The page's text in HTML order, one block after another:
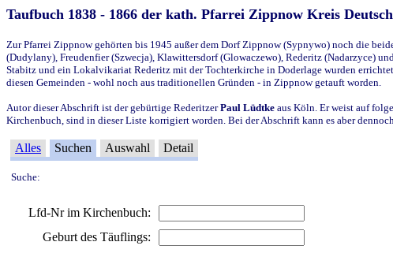
Taufbuch 1838 - 1866 der kath. Pfarrei Zippnow Kreis
Zur Pfarrei Zippnow gehörten bis 1945 außer dem Dorf Zippnow (Sypnywo) noch die
(Dudylany), Freudenfier (Szwecja), Klawittersdorf (Glowaczewo), Rederitz (Nadarzyce)
Stabitz und ein Lokalvikariat Rederitz mit der Tochterkirche in Doderlage wurden
diesen Gemeinden - wohl noch aus traditionellen Gründen - in Zippnow getauft worden.
Autor dieser Abschrift ist der gebürtige RederitzerPaul Lüdtke aus Köln. Er weist auf
Kirchenbuch, sind in dieser Liste korrigiert worden. Bei der Abschrift kann es aber
Alles Suchen Auswahl Detail
Suche:
Lfd-Nr im Kirchenbuch:
Geburt des Täuflings: